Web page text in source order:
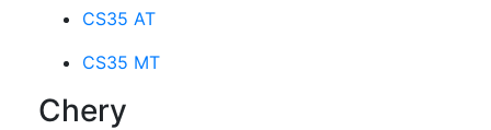
CS35 AT
CS35 MT
Chery